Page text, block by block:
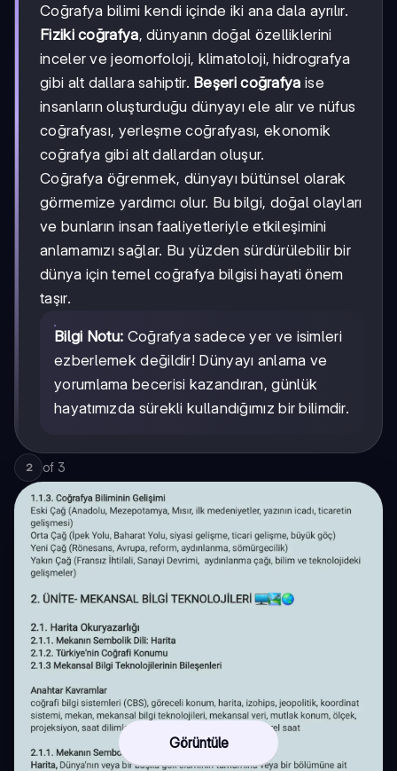
Coğrafya bilimi kendi içinde iki ana dala ayrılır.
Fiziki coğrafya, dünyanın doğal özelliklerini
inceler ve jeomorfoloji, klimatoloji, hidrografya
gibi alt dallara sahiptir. Beşeri coğrafya ise
insanların oluşturduğu dünyayı ele alır ve nüfus
coğrafyası, yerleşme coğrafyası, ekonomik
coğrafya gibi alt dallardan oluşur.
Coğrafya öğrenmek, dünyayı bütünsel olarak
görmemize yardımcı olur. Bu bilgi, doğal olayları
ve bunların insan faaliyetleriyle etkileşimini
anlamamızı sağlar. Bu yüzden sürdürülebilir bir
dünya için temel coğrafya bilgisi hayati önem
taşır.
Bilgi Notu: Coğrafya sadece yer ve isimleri
ezberlemek değildir! Dünyayı anlama ve
yorumlama becerisi kazandıran, günlük
hayatımızda sürekli kullandığımız bir bilimdir.
2 of 3
Görüntüle